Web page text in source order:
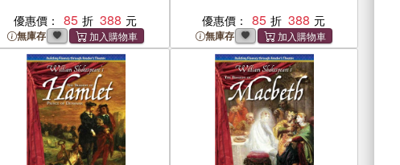
優惠價： 85 388
無庫存
優惠價： 85 388
無庫存